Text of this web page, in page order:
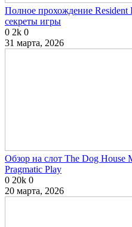
Полное прохождение
секреты игры
0 2k 0
31 марта, 2026
Обзор на слот The Dog
Pragmatic Play
0 20k 0
20 марта, 2026